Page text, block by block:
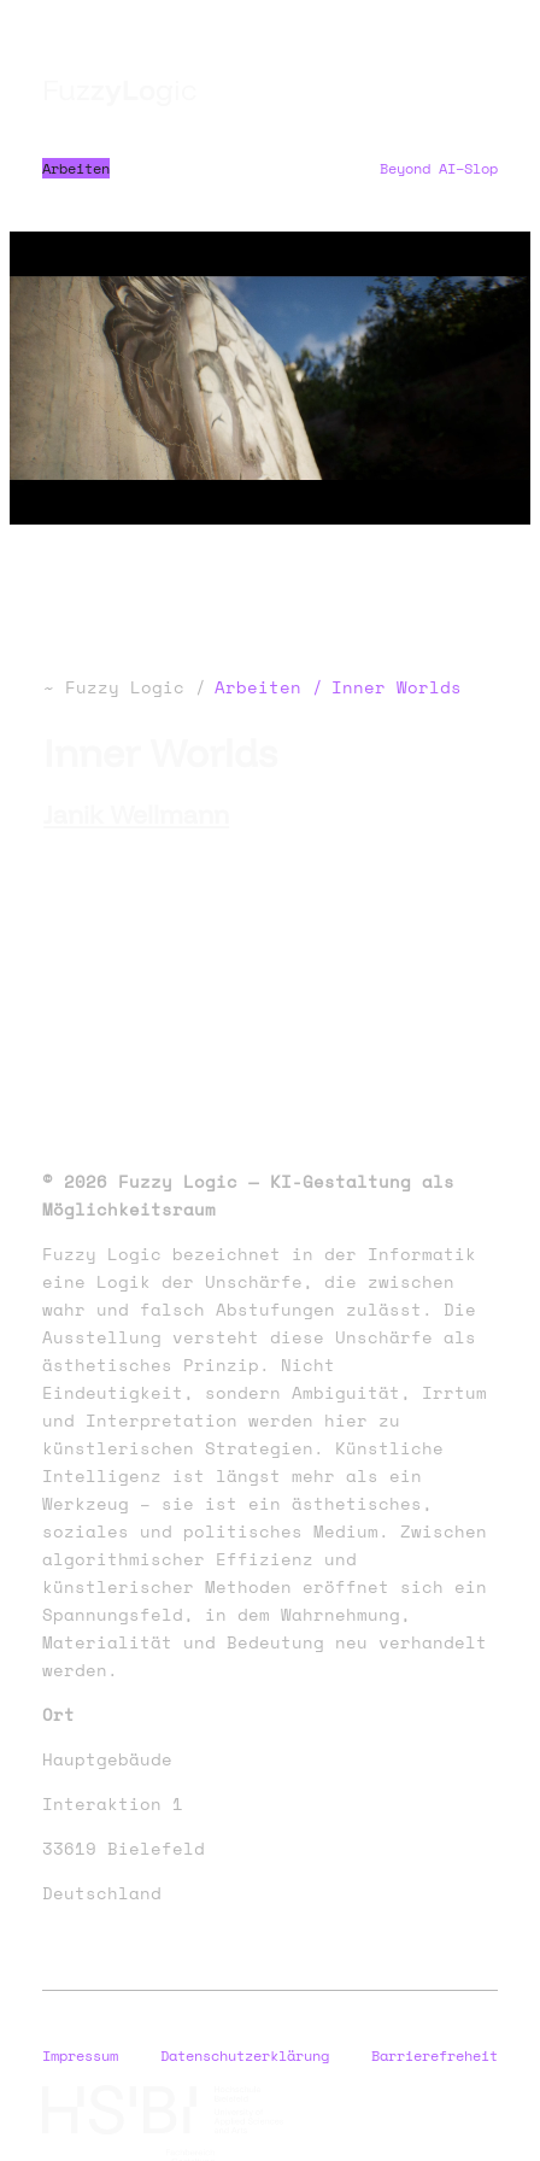
Arbeiten Beyond AI–Slop
Fuzzy Logic Arbeiten Inner Worlds
© 2026 Fuzzy Logic — KI-Gestaltung als
Möglichkeitsraum
Fuzzy Logic bezeichnet in der Informatik
eine Logik der Unschärfe, die zwischen
wahr und falsch Abstufungen zulässt. Die
Ausstellung versteht diese Unschärfe als
ästhetisches Prinzip. Nicht
Eindeutigkeit, sondern Ambiguität, Irrtum
und Interpretation werden hier zu
künstlerischen Strategien. Künstliche
Intelligenz ist längst mehr als ein
Werkzeug – sie ist ein ästhetisches,
soziales und politisches Medium. Zwischen
algorithmischer Effizienz und
künstlerischer Methoden eröffnet sich ein
Spannungsfeld, in dem Wahrnehmung,
Materialität und Bedeutung neu verhandelt
werden.
Ort
Hauptgebäude
Interaktion 1
33619 Bielefeld
Deutschland
Impressum Datenschutzerklärung Barrierefreheit